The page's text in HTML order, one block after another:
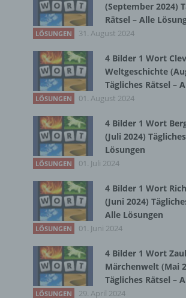
(September 2024)
Rätsel – Alle
LÖSUNGEN 31. August 2024
4 Bilder 1 Wort
Weltgeschichte
Tägliches Rätsel –
LÖSUNGEN 01. August 2024
4 Bilder 1 Wort
(Juli 2024) Tägliches
Lösungen
LÖSUNGEN 01. Juli 2024
4 Bilder 1 Wort
(Juni 2024)
Alle Lösungen
LÖSUNGEN 01. Juni 2024
4 Bilder 1 Wort
Märchenwelt (Mai
Tägliches Rätsel –
LÖSUNGEN 29. April 2024